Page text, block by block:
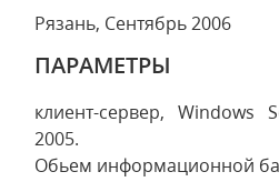
Рязань, Сентябрь 2006
ПАРАМЕТРЫ
клиент-сервер, Windows
2005.
Обьем информационной